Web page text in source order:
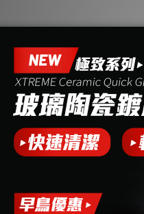
石英鍍膜 + BSD
水鍍膜500ml (DIY
NT$1,950